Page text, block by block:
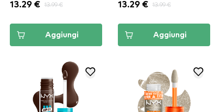
13.29 € 13.99 €
Aggiungi
13.29 € 13.99 €
Aggiungi